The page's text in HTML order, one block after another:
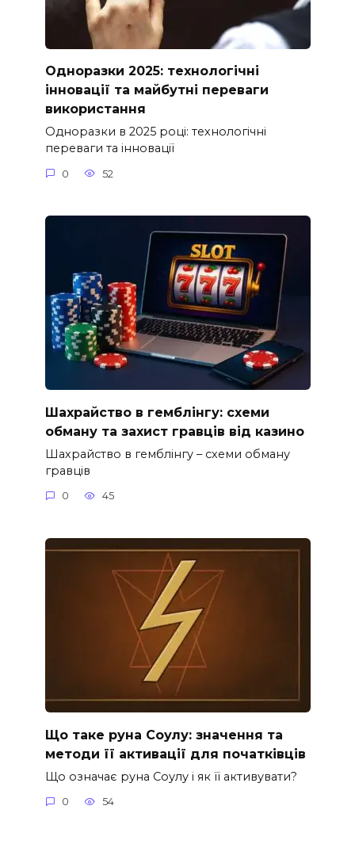
Одноразки 2025: технологічні
інновації та майбутні переваги
використання
Одноразки в 2025 році: технологічні
переваги та інновації
0 52
Шахрайство в гемблінгу: схеми
обману та захист гравців від казино
Шахрайство в гемблінгу – схеми обману
гравців
0 45
Що таке руна Соулу: значення та
методи її активації для початківців
Що означає руна Соулу і як її активувати?
0 54